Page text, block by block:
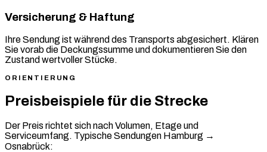
Versicherung & Haftung
Ihre Sendung ist während des Transports abgesichert. Klären
Sie vorab die Deckungssumme und dokumentieren Sie den
Zustand wertvoller Stücke.
ORIENTIERUNG
Preisbeispiele für die Strecke
Der Preis richtet sich nach Volumen, Etage und
Serviceumfang. Typische Sendungen Hamburg →
Osnabrück: